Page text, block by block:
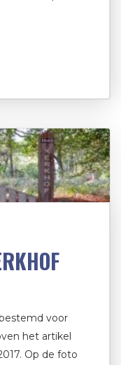
voor
het artikel
Op de foto